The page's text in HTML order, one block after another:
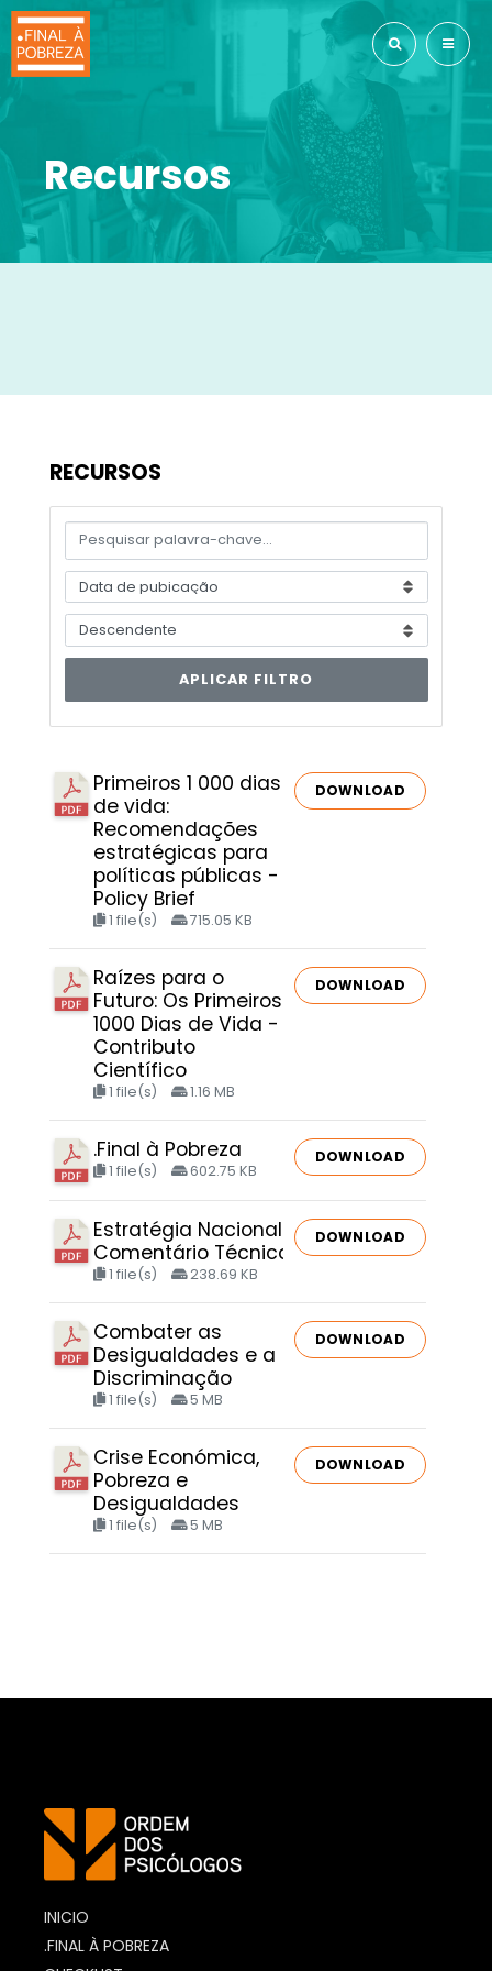
Recursos
RECURSOS
APLICAR FILTRO
Primeiros 1 000 dias
de vida:
Recomendações
estratégicas para
políticas públicas -
Policy Brief
1 file(s) 715.05 KB
DOWNLOAD
Raízes para o
Futuro: Os Primeiros
1000 Dias de Vida -
Contributo
Científico
1 file(s) 1.16 MB
DOWNLOAD
.Final à Pobreza
1 file(s) 602.75 KB
DOWNLOAD
Estratégia Nacional de Combate à
Comentário Técnico e Contributo OPP
1 file(s) 238.69 KB
DOWNLOAD
Combater as
Desigualdades e a
Discriminação
1 file(s) 5 MB
DOWNLOAD
Crise Económica,
Pobreza e
Desigualdades
1 file(s) 5 MB
DOWNLOAD
INICIO
.FINAL À POBREZA